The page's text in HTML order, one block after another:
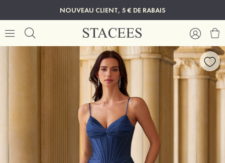
NOUVEAU CLIENT, 5 € DE RABAIS